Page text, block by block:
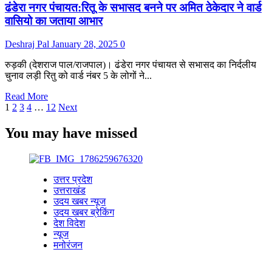
कर्मचारी
समेत
9
के
खिलाफ
दहेज
उत्पीड़न
का
मुकदमा
दर्ज
ढंडेरा नगर पंचायत:रितू के सभासद बनने पर अमित ठेकेदार ने वार्ड
वासियो का जताया आभार
Deshraj Pal January 28, 2025 0
रुड़की (देशराज पाल/राजपाल)। ढंडेरा नगर पंचायत से सभासद का निर्दलीय
चुनाव लड़ी रितु को वार्ड नंबर 5 के लोगों ने...
Read MoreRead
more
ढंडेरा
नगर
के
बनने
पर
अमित
ठेकेदार
वार्ड
वासियो
Posts
pagination
1 2 3 4 … 12 Next
You may have missed
उत्तर प्रदेश
उत्तराखंड
उदय खबर न्यूज
उदय खबर ब्रेकिंग
देश विदेश
न्यूज
मनोरंजन